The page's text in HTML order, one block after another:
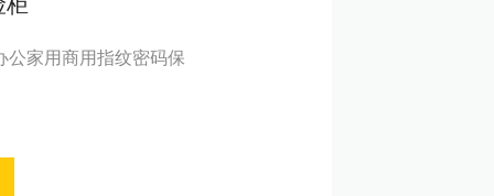
公家用商用指纹密码保